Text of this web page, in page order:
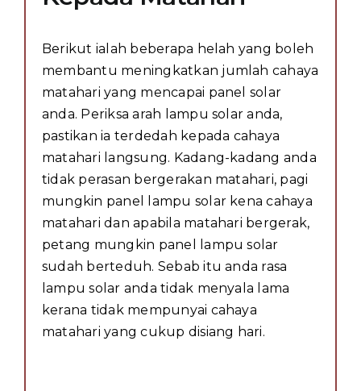
Berikut ialah beberapa helah yang boleh
membantu meningkatkan jumlah cahaya
matahari yang mencapai panel solar
anda. Periksa arah lampu solar anda,
pastikan ia terdedah kepada cahaya
matahari langsung. Kadang-kadang anda
tidak perasan bergerakan matahari, pagi
mungkin panel lampu solar kena cahaya
matahari dan apabila matahari bergerak,
petang mungkin panel lampu solar
sudah berteduh. Sebab itu anda rasa
lampu solar anda tidak menyala lama
kerana tidak mempunyai cahaya
matahari yang cukup disiang hari.